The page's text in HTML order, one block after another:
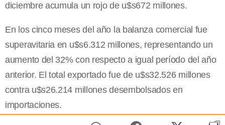
diciembre acumula un rojo de u$s672 millones.
En los cinco meses del año la balanza comercial fue
superavitaria en u$s6.312 millones, representando un
aumento del 32% con respecto a igual período del año
anterior. El total exportado fue de u$s32.526 millones
contra u$s26.214 millones desembolsados en
importaciones.